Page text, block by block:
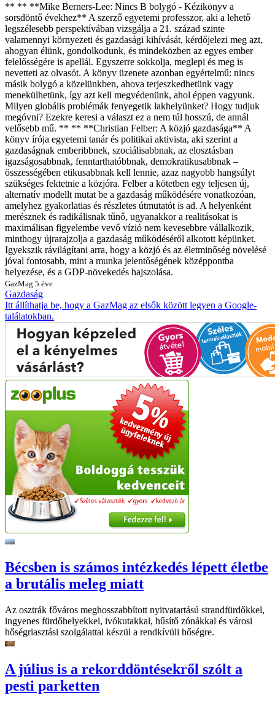
** ** **Mike Berners-Lee: Nincs B bolygó - Kézikönyv a
sorsdöntő évekhez** A szerző egyetemi professzor, aki a lehető
legszélesebb perspektívában vizsgálja a 21. század szinte
valamennyi környezeti és gazdasági kihívását, kérdőjelezi meg azt,
ahogyan élünk, gondolkodunk, és mindeközben az egyes ember
felelősségére is apellál. Egyszerre sokkolja, meglepi és meg is
nevetteti az olvasót. A könyv üzenete azonban egyértelmű: nincs
másik bolygó a közelünkben, ahova terjeszkedhetünk vagy
menekülhetünk, így azt kell megvédenünk, ahol éppen vagyunk.
Milyen globális problémák fenyegetik lakhelyünket? Hogy tudjuk
megóvni? Ezekre keresi a választ ez a nem túl hosszú, de annál
velősebb mű. ** ** **Christian Felber: A közjó gazdasága** A
könyv írója egyetemi tanár és politikai aktivista, aki szerint a
gazdaságnak emberibbnek, szociálisabbnak, az elosztásban
igazságosabbnak, fenntarthatóbbnak, demokratikusabbnak –
összességében etikusabbnak kell lennie, azaz nagyobb hangsúlyt
szükséges fektetnie a közjóra. Felber a kötetben egy teljesen új,
alternatív modellt mutat be a gazdaság működésére vonatkozóan,
amelyhez gyakorlatias és részletes útmutatót is ad. A helyenként
merésznek és radikálisnak tűnő, ugyanakkor a realitásokat is
maximálisan figyelembe vevő vízió nem kevesebbre vállalkozik,
minthogy újrarajzolja a gazdaság működéséről alkotott képünket.
Igyekszik rávilágítani arra, hogy a közjó és az életminőség növelésé
jóval fontosabb, mint a munka jelentőségének középpontba
helyezése, és a GDP-növekedés hajszolása.
GazMag 5 éve
Gazdaság
Itt állíthatja be, hogy a GazMag az elsők között legyen a Google-
találatokban.
Bécsben is számos intézkedés lépett életbe
a brutális meleg miatt
Az osztrák főváros meghosszabbított nyitvatartású strandfürdőkkel,
ingyenes fürdőhelyekkel, ivókutakkal, hűsítő zónákkal és városi
hőségriasztási szolgálattal készül a rendkívüli hőségre.
A július is a rekorddöntésekről szólt a
pesti parketten